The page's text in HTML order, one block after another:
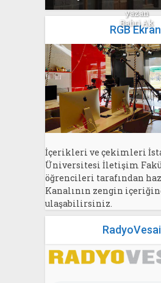
yazan
Bahri Ak
RGB
İçerikleri ve çekimleri
Üniversitesi İletişim
öğrencileri tarafından
Kanalının zengin
ulaşabilirsiniz.